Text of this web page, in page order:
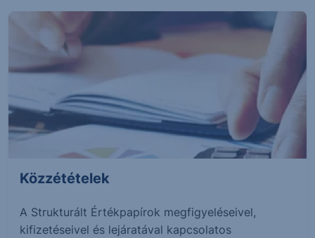
Közzétételek
A Strukturált Értékpapírok megfigyeléseivel,
kifizetéseivel és lejáratával kapcsolatos